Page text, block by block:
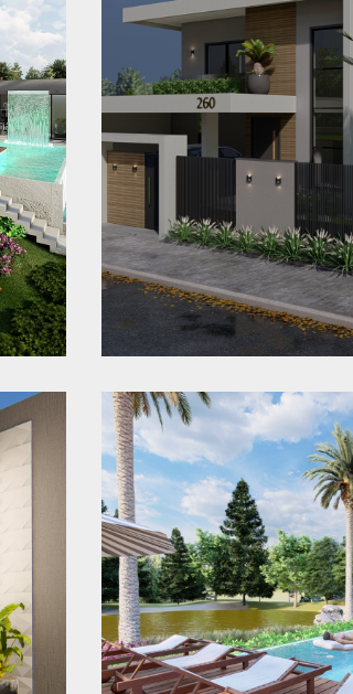
Casa MB
Jaraguá do Sul - SC